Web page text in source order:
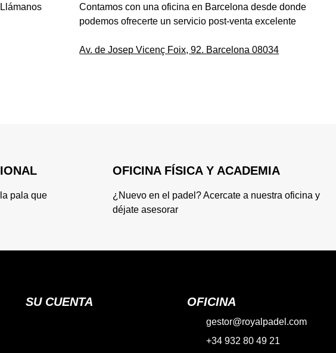
Contamos con una oficina en Barcelona desde donde
podemos ofrecerte un servicio post-venta excelente
Av. de Josep Vicenç Foix, 92. Barcelona 08034
pala que
OFICINA FÍSICA Y ACADEMIA
¿Nuevo en el padel? Acercate a nuestra oficina y
déjate asesorar
SU CUENTA OFICINA
gestor@royalpadel.com
+34 932 80 49 21